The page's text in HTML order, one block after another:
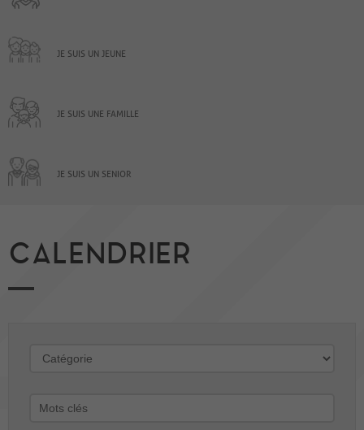
JE SUIS UN JEUNE
JE SUIS UNE FAMILLE
JE SUIS UN SENIOR
CALENDRIER